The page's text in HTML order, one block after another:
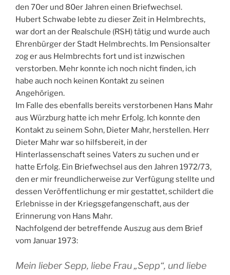
den 70er und 80er Jahren einen Briefwechsel.
Hubert Schwabe lebte zu dieser Zeit in Helmbrechts,
war dort an der Realschule (RSH) tätig und wurde auch
Ehrenbürger der Stadt Helmbrechts. Im Pensionsalter
zog er aus Helmbrechts fort und ist inzwischen
verstorben. Mehr konnte ich noch nicht finden, ich
habe auch noch keinen Kontakt zu seinen
Angehörigen.
Im Falle des ebenfalls bereits verstorbenen Hans Mahr
aus Würzburg hatte ich mehr Erfolg. Ich konnte den
Kontakt zu seinem Sohn, Dieter Mahr, herstellen. Herr
Dieter Mahr war so hilfsbereit, in der
Hinterlassenschaft seines Vaters zu suchen und er
hatte Erfolg. Ein Briefwechsel aus den Jahren 1972/73,
den er mir freundlicherweise zur Verfügung stellte und
dessen Veröffentlichung er mir gestattet, schildert die
Erlebnisse in der Kriegsgefangenschaft, aus der
Erinnerung von Hans Mahr.
Nachfolgend der betreffende Auszug aus dem Brief
vom Januar 1973:
Mein lieber Sepp, liebe Frau „Sepp“, und liebe